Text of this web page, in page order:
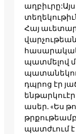
Հայ
պատմելով
դպրոց էր
ասեր. «Ես
պատժւում